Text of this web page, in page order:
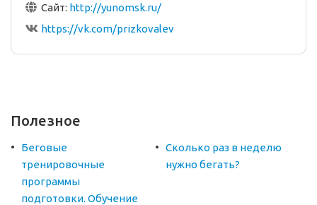
Сайт: http://yunomsk.ru/
https://vk.com/prizkovalev
Полезное
Беговые
тренировочные
программы
подготовки. Обучение
Сколько раз в неделю
нужно бегать?